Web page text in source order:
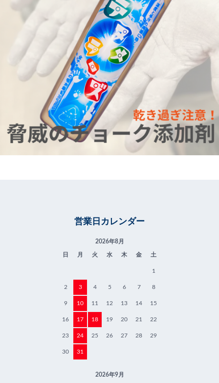
営業日カレンダー
2026年8月
日 月 火 水 木 金 土
1
2 3 4 5 6 7 8
9 10 11 12 13 14 15
16 17 18 19 20 21 22
23 24 25 26 27 28 29
30 31
2026年9月